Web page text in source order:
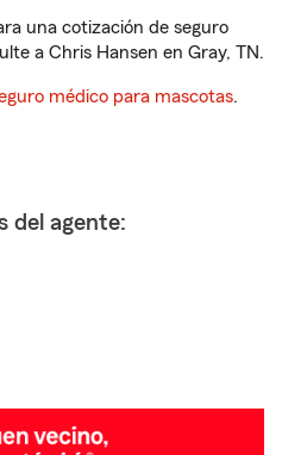
una cotización de seguro
a Chris Hansen en Gray, TN.
médico para mascotas.
del agente: